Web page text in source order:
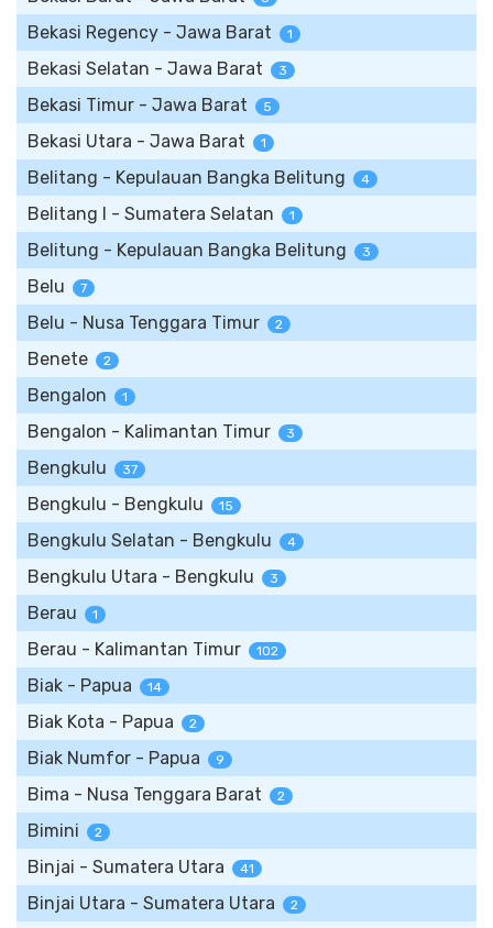
Bekasi Regency - Jawa Barat 1
Bekasi Selatan - Jawa Barat 3
Bekasi Timur - Jawa Barat 5
Bekasi Utara - Jawa Barat 1
Belitang - Kepulauan Bangka Belitung 4
Belitang I - Sumatera Selatan 1
Belitung - Kepulauan Bangka Belitung 3
Belu 7
Belu - Nusa Tenggara Timur 2
Benete 2
Bengalon 1
Bengalon - Kalimantan Timur 3
Bengkulu 37
Bengkulu - Bengkulu 15
Bengkulu Selatan - Bengkulu 4
Bengkulu Utara - Bengkulu 3
Berau 1
Berau - Kalimantan Timur 102
Biak - Papua 14
Biak Kota - Papua 2
Biak Numfor - Papua 9
Bima - Nusa Tenggara Barat 2
Bimini 2
Binjai - Sumatera Utara 41
Binjai Utara - Sumatera Utara 2